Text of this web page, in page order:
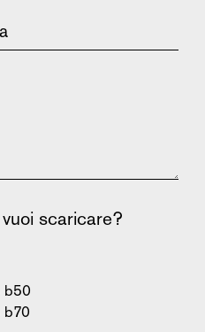
scaricare?
b50
b70